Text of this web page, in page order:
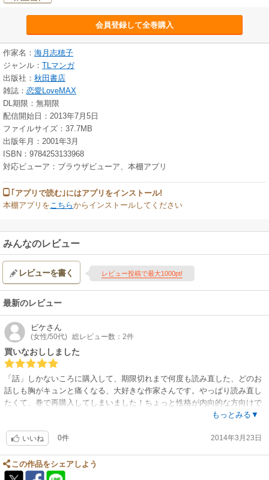
会員登録して全巻購入
作家名： 海月志穂子
ジャンル： TLマンガ
出版社： 秋田書店
雑誌： 恋愛LoveMAX
DL期限：無期限
配信開始日：2013年7月5日
ファイルサイズ：37.7MB
出版年月：2001年3月
ISBN：9784253133968
対応ビューア：ブラウザビューア、本棚アプリ
｢アプリで読む｣にはアプリをインストール!
本棚アプリを こちらからインストールしてください
みんなのレビュー
レビューを書く レビュー投稿で最大1000pt!
最新のレビュー
ビケさん
(女性/50代) 総レビュー数：2件
買いなおししました
「話」しかないころに購入して、期限切れまで何度も読み直した、どのお
話しも胸がキュンと痛くなる、大好きな作家さんです。やっぱり読み直し
たくて、巻で再購入してしまいました！ちょっと性格が内向的な方向けで
す。絵も、ダメな方はダメだと思います。私はこの方の描く男子大好きで
もっとみる▼
いいね 0件 2014年3月23日
この作品をシェアしよう